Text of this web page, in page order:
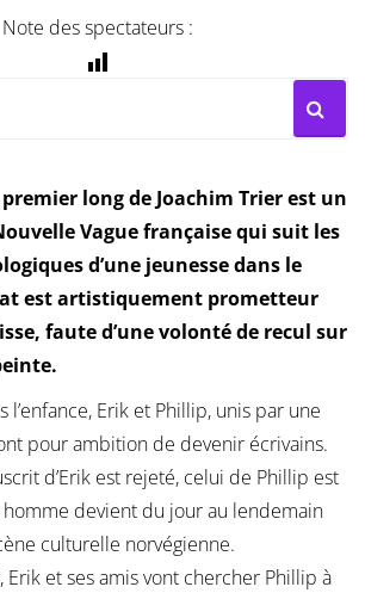
Note des spectateurs :
long de Joachim Trier est un
Vague française qui suit les
d’une jeunesse dans le
est artistiquement prometteur
faute d’une volonté de recul sur
l’enfance, Erik et Phillip, unis par une
pour ambition de devenir écrivains.
d’Erik est rejeté, celui de Phillip est
devient du jour au lendemain
culturelle norvégienne.
Erik et ses amis vont chercher Phillip à